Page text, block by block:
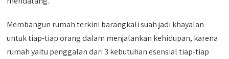
Membangun rumah terkini barangkali suah jadi khayalan
untuk tiap-tiap orang dalam menjalankan kehidupan, karena
rumah yaitu penggalan dari 3 kebutuhan esensial tiap-tiap